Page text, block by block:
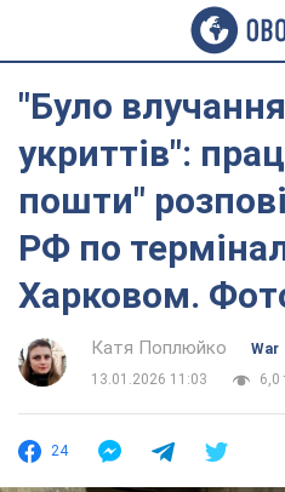
"Було
укриттів":
пошти"
РФ по
Харковом.
Катя Поплюйко
War
13.01.2026 11:03
6,0
24